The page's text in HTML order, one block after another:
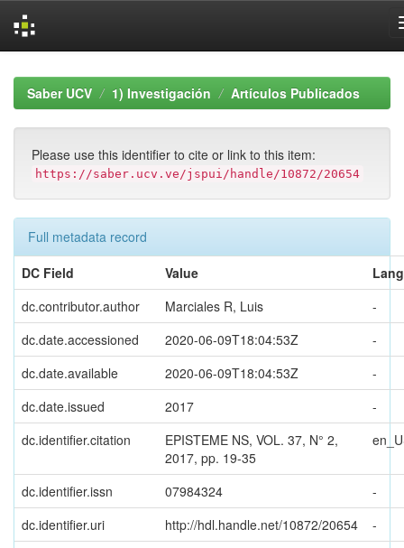
navigationSaber UCV 1) Investigación Artículos Publicados
Please use this identifier to cite or link to this item:
https://saber.ucv.ve/jspui/handle/10872/20654
Full metadata record
DC Field
Value
dc.contributor.author
Marciales R, Luis
-
dc.date.accessioned
2020-06-09T18:04:53Z
-
dc.date.available
2020-06-09T18:04:53Z
-
dc.date.issued
2017
-
dc.identifier.citation
EPISTEME NS, VOL. 37, N° 2,
2017, pp. 19-35
dc.identifier.issn 07984324
-
dc.identifier.uri
http://hdl.handle.net/10872/20654
-